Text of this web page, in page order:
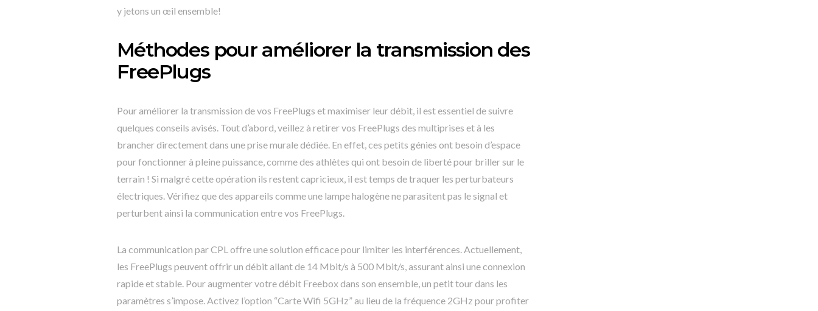
y jetons un œil ensemble!
Méthodes pour améliorer la transmission des
FreePlugs
Pour améliorer la transmission de vos FreePlugs et maximiser leur débit, il est essentiel de suivre
quelques conseils avisés. Tout d’abord, veillez à retirer vos FreePlugs des multiprises et à les
brancher directement dans une prise murale dédiée. En effet, ces petits génies ont besoin d’espace
pour fonctionner à pleine puissance, comme des athlètes qui ont besoin de liberté pour briller sur le
terrain ! Si malgré cette opération ils restent capricieux, il est temps de traquer les perturbateurs
électriques. Vérifiez que des appareils comme une lampe halogène ne parasitent pas le signal et
perturbent ainsi la communication entre vos FreePlugs.
La communication par CPL offre une solution efficace pour limiter les interférences. Actuellement,
les FreePlugs peuvent offrir un débit allant de 14 Mbit/s à 500 Mbit/s, assurant ainsi une connexion
rapide et stable. Pour augmenter votre débit Freebox dans son ensemble, un petit tour dans les
paramètres s’impose. Activez l’option “Carte Wifi 5GHz” au lieu de la fréquence 2GHz pour profiter